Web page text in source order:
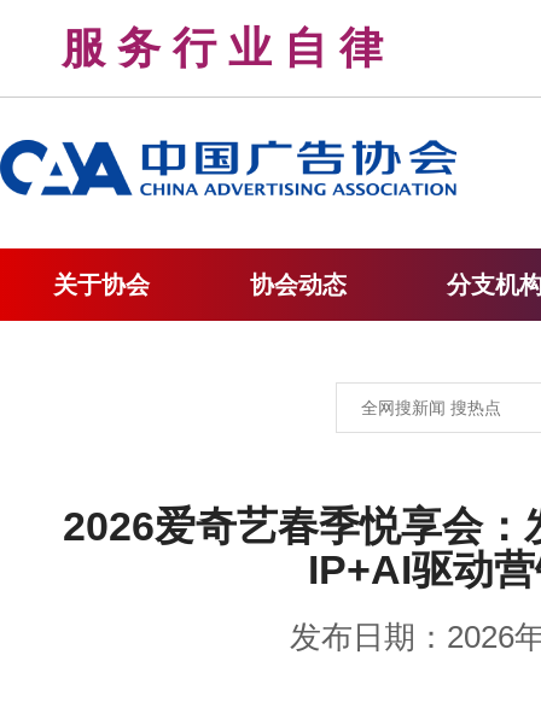
服 务 行 业 自 律
关于协会 协会动态 分支机
2026爱奇艺春季悦享会
IP+AI驱动
发布日期：2026